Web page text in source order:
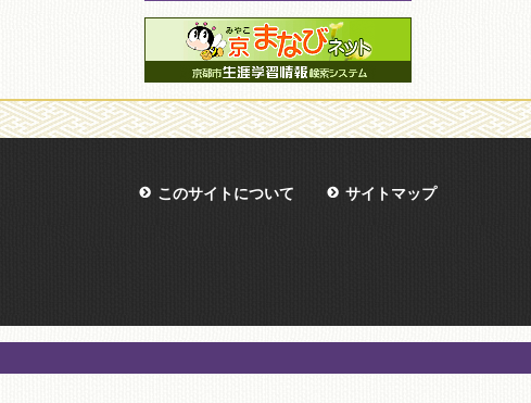
このサイトについて サイトマップ